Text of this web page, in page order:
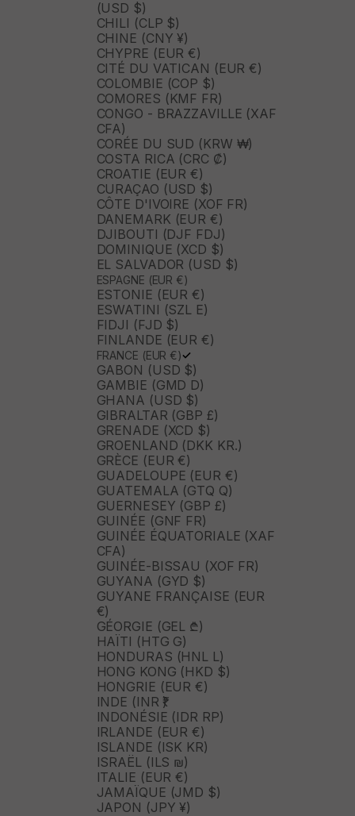
(USD $)
CHILI (CLP $)
CHINE (CNY ¥)
CHYPRE (EUR €)
CITÉ DU VATICAN (EUR €)
COLOMBIE (COP $)
COMORES (KMF FR)
CONGO - BRAZZAVILLE (XAF
CFA)
CORÉE DU SUD (KRW ₩)
COSTA RICA (CRC ₡)
CROATIE (EUR €)
CURAÇAO (USD $)
CÔTE D'IVOIRE (XOF FR)
DANEMARK (EUR €)
DJIBOUTI (DJF FDJ)
DOMINIQUE (XCD $)
EL SALVADOR (USD $)
ESPAGNE (EUR €)
ESTONIE (EUR €)
ESWATINI (SZL E)
FIDJI (FJD $)
FINLANDE (EUR €)
FRANCE (EUR €)
GABON (USD $)
GAMBIE (GMD D)
GHANA (USD $)
GIBRALTAR (GBP £)
GRENADE (XCD $)
GROENLAND (DKK KR.)
GRÈCE (EUR €)
GUADELOUPE (EUR €)
GUATEMALA (GTQ Q)
GUERNESEY (GBP £)
GUINÉE (GNF FR)
GUINÉE ÉQUATORIALE (XAF
CFA)
GUINÉE-BISSAU (XOF FR)
GUYANA (GYD $)
GUYANE FRANÇAISE (EUR
€)
GÉORGIE (GEL ₾)
HAÏTI (HTG G)
HONDURAS (HNL L)
HONG KONG (HKD $)
HONGRIE (EUR €)
INDE (INR ₹)
INDONÉSIE (IDR RP)
IRLANDE (EUR €)
ISLANDE (ISK KR)
ISRAËL (ILS ₪)
ITALIE (EUR €)
JAMAÏQUE (JMD $)
JAPON (JPY ¥)